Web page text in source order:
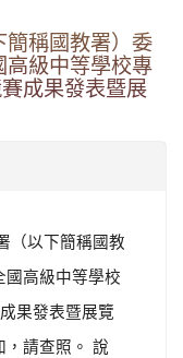
簡稱國教署）委
高級中等學校專
成果發表暨展
（以下簡稱國教
高級中等學校
果發表暨展覽
請查照。 說